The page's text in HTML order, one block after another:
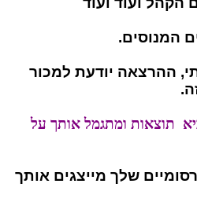
המנוסים.
ההרצאה יודעת למכור
תוצאות ומתגמל אותך על
שלך מייצגים אותך